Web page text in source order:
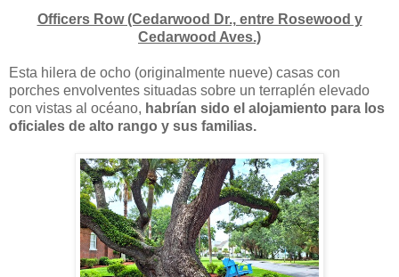
Officers Row (Cedarwood Dr., entre Rosewood y
Cedarwood Aves.)
Esta hilera de ocho (originalmente nueve) casas con
porches envolventes situadas sobre un terraplén elevado
con vistas al océano, habrían sido el alojamiento para los
oficiales de alto rango y sus familias.